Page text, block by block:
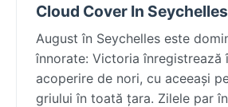
Cloud Cover In
August în Seychelles este
înnorate: Victoria înregistrează
acoperire de nori, cu aceeași
griului în toată țara. Zilele par